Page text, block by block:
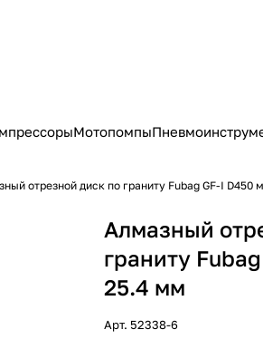
Мотопомпы
отрезной диск по граниту Fubag GF-I
Алмазный
граниту
25.4 мм
Арт. 52338-6